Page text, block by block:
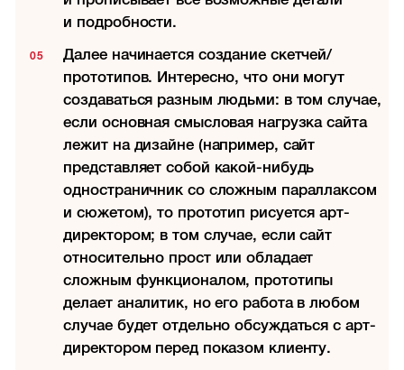
и подробности.
Далее начинается создание скетчей/
прототипов. Интересно, что они могут
создаваться разным людьми: в том случае,
если основная смысловая нагрузка сайта
лежит на дизайне (например, сайт
представляет собой какой-нибудь
одностраничник со сложным параллаксом
и сюжетом), то прототип рисуется арт-
директором; в том случае, если сайт
относительно прост или обладает
сложным функционалом, прототипы
делает аналитик, но его работа в любом
случае будет отдельно обсуждаться с арт-
директором перед показом клиенту.